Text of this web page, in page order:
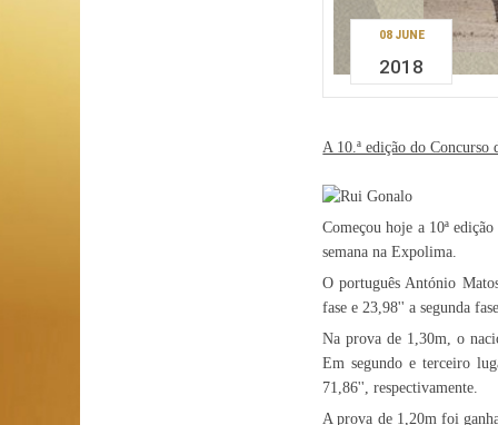
08 JUNE
2018
A 10.ª edição do
Começou hoje a 10ª
semana na Expolima.
O português António
fase e 23,98'' a segunda
Na prova de 1,30m, o
Em segundo e terceiro
71,86'', respectivamente.
A prova de 1,20m foi